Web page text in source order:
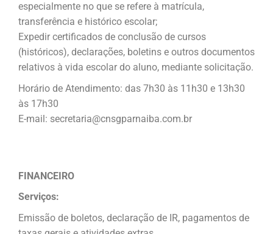
especialmente no que se refere à matrícula,
transferência e histórico escolar;
Expedir certificados de conclusão de cursos
(históricos), declarações, boletins e outros documentos
relativos à vida escolar do aluno, mediante solicitação.
Horário de Atendimento: das 7h30 às 11h30 e 13h30
às 17h30
E-mail: secretaria@cnsgparnaiba.com.br
FINANCEIRO
Serviços:
Emissão de boletos, declaração de IR, pagamentos de